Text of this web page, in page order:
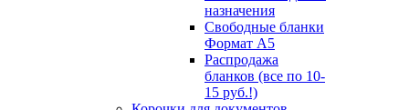
назначения
Свободные бланки
Формат А5
Распродажа
бланков (все по 10-
15 руб.!)